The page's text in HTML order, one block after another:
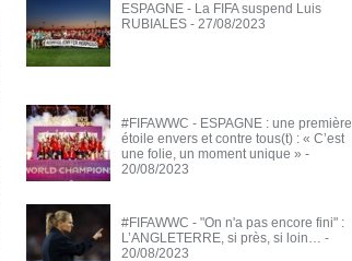
ESPAGNE - La FIFA suspend Luis
RUBIALES - 27/08/2023
#FIFAWWC - ESPAGNE : une première
étoile envers et contre tous(t) : « C’est
une folie, un moment unique » -
20/08/2023
#FIFAWWC - "On n'a pas encore fini" :
L’ANGLETERRE, si près, si loin… -
20/08/2023